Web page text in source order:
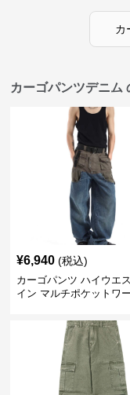
カ
カーゴパンツデニム
¥6,940 (税込)
カーゴパンツ ハイウエ
イン マルチポケットワ